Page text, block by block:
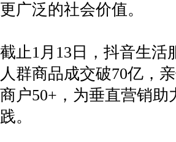
更广泛的社会价值。
截止1月13日，抖音生
人群商品成交破70亿，
商户50+，为垂直营销
践。